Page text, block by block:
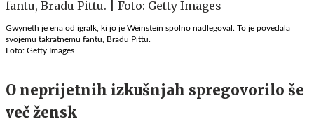
Gwyneth je ena od igralk, ki jo je Weinstein spolno nadlegoval. To je povedala
svojemu takratnemu fantu, Bradu Pittu.
Foto: Getty Images
O neprijetnih izkušnjah spregovorilo še
več žensk